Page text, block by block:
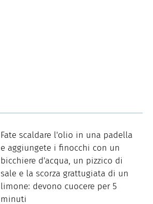
Fate scaldare l'olio in una padella
e aggiungete i finocchi con un
bicchiere d'acqua, un pizzico di
sale e la scorza grattugiata di un
limone: devono cuocere per 5
minuti